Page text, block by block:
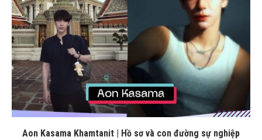
Aon Kasama Khamtanit | Hồ sơ và con đường sự nghiệp